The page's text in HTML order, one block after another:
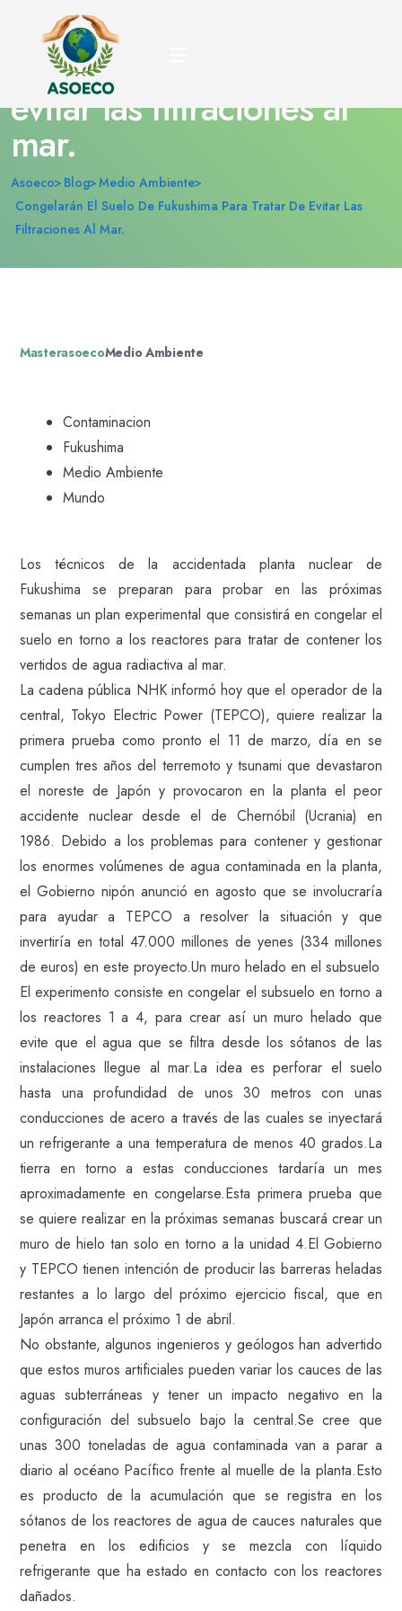
Congelarán el suelo de
Fukushima para tratar de
evitar las filtraciones al
mar.
Asoeco Blog Medio Ambiente
Congelarán El Suelo De Fukushima Para Tratar De Evitar Las
Filtraciones Al Mar.
MasterasoecoMedio Ambiente
Contaminacion
Fukushima
Medio Ambiente
Mundo
Los técnicos de la accidentada planta nuclear de
Fukushima se preparan para probar en las próximas
semanas un plan experimental que consistirá en congelar el
suelo en torno a los reactores para tratar de contener los
vertidos de agua radiactiva al mar.
La cadena pública NHK informó hoy que el operador de la
central, Tokyo Electric Power (TEPCO), quiere realizar la
primera prueba como pronto el 11 de marzo, día en se
cumplen tres años del terremoto y tsunami que devastaron
el noreste de Japón y provocaron en la planta el peor
accidente nuclear desde el de Chernóbil (Ucrania) en
1986. Debido a los problemas para contener y gestionar
los enormes volúmenes de agua contaminada en la planta,
el Gobierno nipón anunció en agosto que se involucraría
para ayudar a TEPCO a resolver la situación y que
invertiría en total 47.000 millones de yenes (334 millones
de euros) en este proyecto.Un muro helado en el subsuelo
El experimento consiste en congelar el subsuelo en torno a
los reactores 1 a 4, para crear así un muro helado que
evite que el agua que se filtra desde los sótanos de las
instalaciones llegue al mar.La idea es perforar el suelo
hasta una profundidad de unos 30 metros con unas
conducciones de acero a través de las cuales se inyectará
un refrigerante a una temperatura de menos 40 grados.La
tierra en torno a estas conducciones tardaría un mes
aproximadamente en congelarse.Esta primera prueba que
se quiere realizar en la próximas semanas buscará crear un
muro de hielo tan solo en torno a la unidad 4.El Gobierno
y TEPCO tienen intención de producir las barreras heladas
restantes a lo largo del próximo ejercicio fiscal, que en
Japón arranca el próximo 1 de abril.
No obstante, algunos ingenieros y geólogos han advertido
que estos muros artificiales pueden variar los cauces de las
aguas subterráneas y tener un impacto negativo en la
configuración del subsuelo bajo la central.Se cree que
unas 300 toneladas de agua contaminada van a parar a
diario al océano Pacífico frente al muelle de la planta.Esto
es producto de la acumulación que se registra en los
sótanos de los reactores de agua de cauces naturales que
penetra en los edificios y se mezcla con líquido
refrigerante que ha estado en contacto con los reactores
dañados.